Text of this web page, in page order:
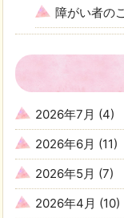
障がい者の
2026年7月 (4)
2026年6月 (11)
2026年5月 (7)
2026年4月 (10)